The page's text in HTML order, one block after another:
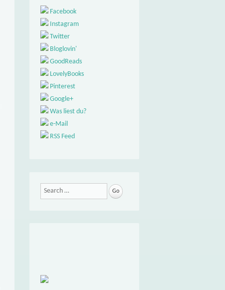
Facebook
Instagram
Twitter
Bloglovin'
GoodReads
LovelyBooks
Pinterest
Google+
Was liest du?
e-Mail
RSS Feed
Search